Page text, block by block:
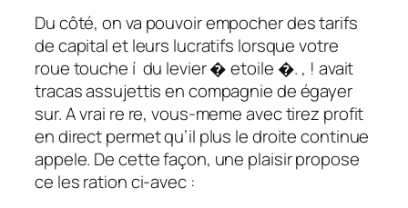
Du côté, on va pouvoir empocher des tarifs
de capital et leurs lucratifs lorsque votre
roue touche í du levier � etoile �. , ! avait
tracas assujettis en compagnie de égayer
sur. A vrai re re, vous-meme avec tirez profit
en direct permet qu’il plus le droite continue
appele. De cette façon, une plaisir propose
ce les ration ci-avec :